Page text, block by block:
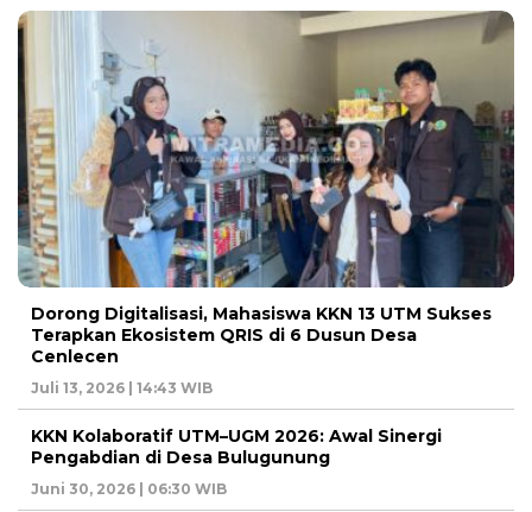
Dorong Digitalisasi, Mahasiswa KKN 13 UTM Sukses
Terapkan Ekosistem QRIS di 6 Dusun Desa
Cenlecen
Juli 13, 2026 | 14:43 WIB
KKN Kolaboratif UTM–UGM 2026: Awal Sinergi
Pengabdian di Desa Bulugunung
Juni 30, 2026 | 06:30 WIB